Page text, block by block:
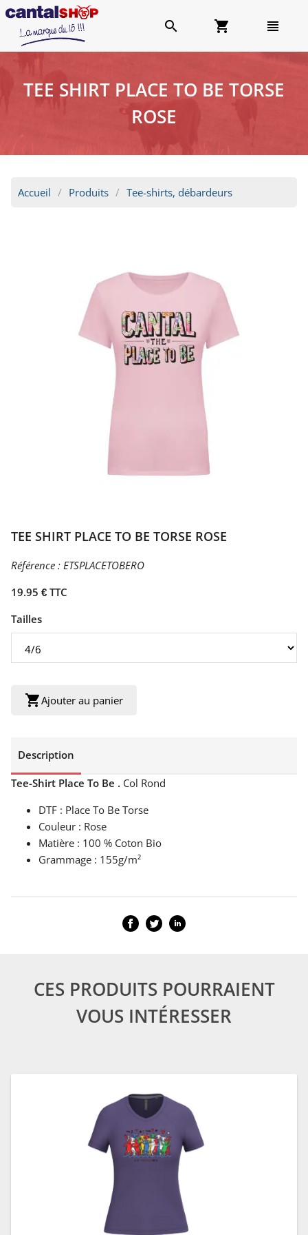
search shopping_cart view_headline
TEE SHIRT PLACE TO BE TORSE
ROSE
Accueil Produits Tee-shirts, débardeurs
TEE SHIRT PLACE TO BE TORSE ROSE
Référence : ETSPLACETOBERO
19.95 € TTC
Tailles
shopping_cartAjouter au panier
Description
Tee-Shirt Place To Be . Col Rond
DTF : Place To Be Torse
Couleur : Rose
Matière : 100 % Coton Bio
Grammage : 155g/m²
CES PRODUITS POURRAIENT
VOUS INTÉRESSER